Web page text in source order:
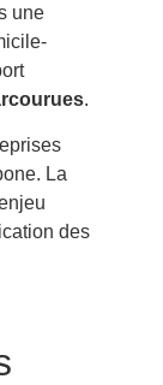
une
.
La
des